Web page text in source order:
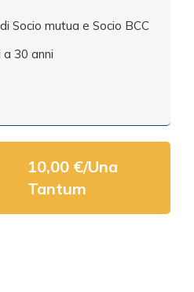
Socio mutua e Socio BCC
30 anni
10,00 €/Una
Tantum